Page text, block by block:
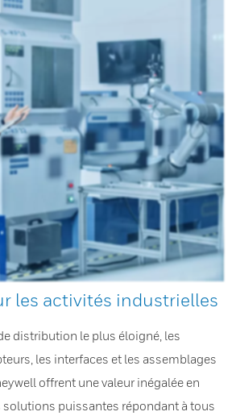
les activités industrielles
distribution le plus éloigné, les
les interfaces et les assemblages
offrent une valeur inégalée en
solutions puissantes répondant à tous